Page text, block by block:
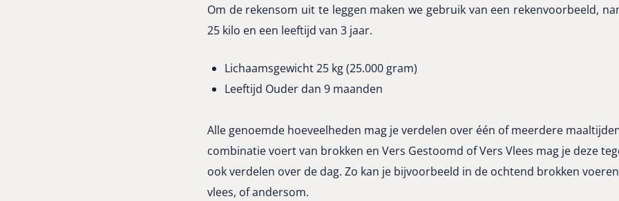
Om de rekensom uit te leggen maken we gebruik van een rekenvoorbeeld,
25 kilo en een leeftijd van 3 jaar.
Lichaamsgewicht 25 kg (25.000 gram)
Leeftijd Ouder dan 9 maanden
Alle genoemde hoeveelheden mag je verdelen over één of meerdere
combinatie voert van brokken en Vers Gestoomd of Vers Vlees mag je deze
ook verdelen over de dag. Zo kan je bijvoorbeeld in de ochtend brokken
vlees, of andersom.